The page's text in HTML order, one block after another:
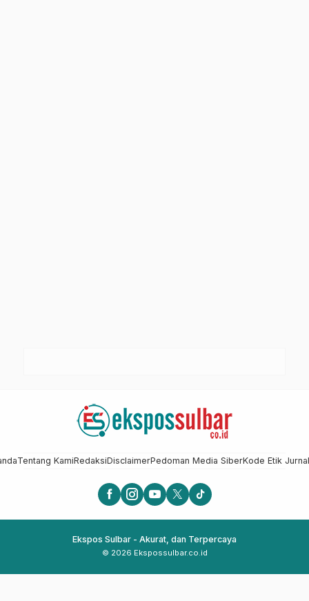
Tentang KamiRedaksiDisclaimerPedoman Media SiberKode Etik
Ekspos Sulbar - Akurat, dan Terpercaya
© 2026 Ekspossulbar.co.id